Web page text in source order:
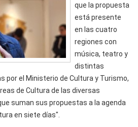
que la propuesta
está presente
en las cuatro
regiones con
música, teatro y
distintas
por el Ministerio de Cultura y Turismo,
de Cultura de las diversas
suman sus propuestas a la agenda
en siete días".